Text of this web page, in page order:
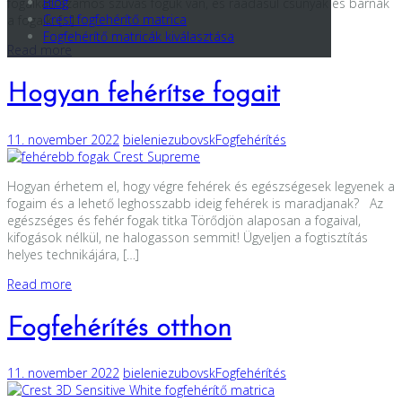
Crest fogfehérítő matrica
Fogfehérítő matricák kiválasztása
a fogaik. […]
Read more
Hogyan fehérítse fogait
11. november 2022 bieleniezubovskFogfehérítés
Hogyan érhetem el, hogy végre fehérek és egészségesek legyenek a
fogaim és a lehető leghosszabb ideig fehérek is maradjanak? Az
egészséges és fehér fogak titka Törődjön alaposan a fogaival,
kifogások nélkül, ne halogasson semmit! Ügyeljen a fogtisztítás
helyes technikájára, […]
Read more
Fogfehérítés otthon
11. november 2022 bieleniezubovskFogfehérítés